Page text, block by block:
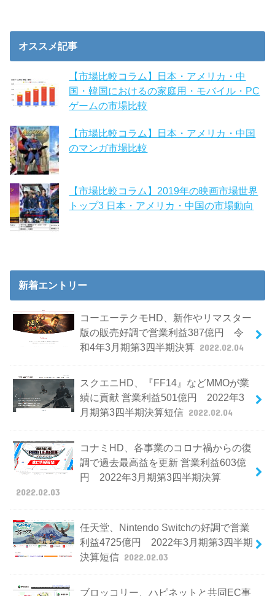
オススメ記事
【市場比較コラム】日本・アメリカ・中
国・韓国におけるの家庭用・モバイル・PC
ゲームの市場比較
【市場比較コラム】日本・アメリカ・中国
のマンガ市場比較
【市場比較コラム】2019年の映画市場世界
トップ3 日本・アメリカ・中国の市場動向
新着エントリー
コーエーテクモHD、新作やリマスター
版の販売好調で営業利益387億円 令
和4年3月期第3四半期決算 2022.02.04
スクエニHD、『FF14』などMMOが業
績に貢献 営業利益501億円 2022年3
月期第3四半期決算短信 2022.02.04
コナミHD、各事業のコロナ禍からの復
調で過去最高益を更新 営業利益603億
円 2022年3月期第3四半期決算
2022.02.03
任天堂、Nintendo Switchの好調で営業
利益4725億円 2022年3月期第3四半期
決算短信 2022.02.03
ブロッコリー、ハピネットと共同EC事